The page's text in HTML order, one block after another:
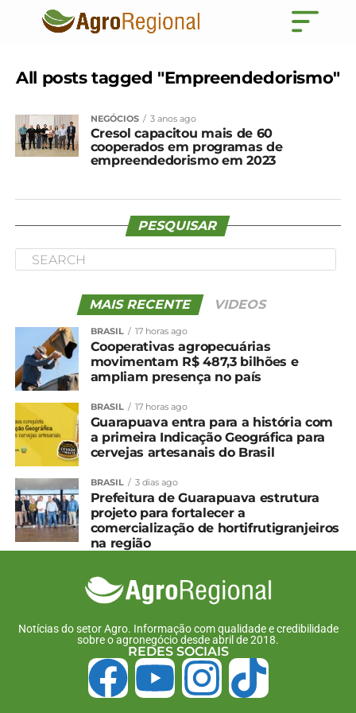
All posts tagged "Empreendedorismo"
NEGÓCIOS 3 anos ago
Cresol capacitou mais de 60
cooperados em programas de
empreendedorismo em 2023
PESQUISAR
MAIS RECENTE VIDEOS
BRASIL 17 horas ago
Cooperativas agropecuárias
movimentam R$ 487,3 bilhões e
ampliam presença no país
BRASIL 17 horas ago
Guarapuava entra para a história com
a primeira Indicação Geográfica para
cervejas artesanais do Brasil
BRASIL 3 dias ago
Prefeitura de Guarapuava estrutura
projeto para fortalecer a
comercialização de hortifrutigranjeiros
na região
Notícias do setor Agro. Informação com qualidade e credibilidade
sobre o agronegócio desde abril de 2018.
REDES SOCIAIS